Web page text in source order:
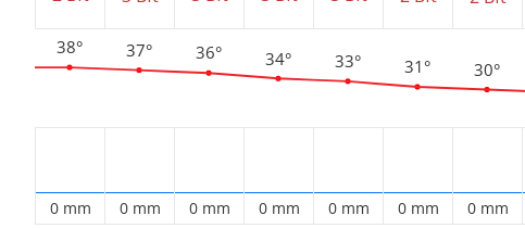
38°
0 mm
37°
0 mm
36°
0 mm
34°
0 mm
33°
0 mm
31°
0 mm
30°
0 mm